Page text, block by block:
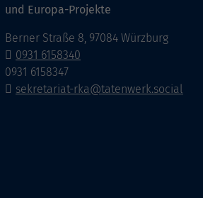
und Europa-Projekte
Berner Straße 8, 97084 Würzburg
0931 6158340
0931 6158347
sekretariat-rka@tatenwerk.social